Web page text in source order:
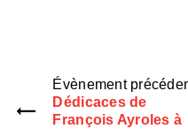
Évènement
Dédicaces de
François Ayroles à